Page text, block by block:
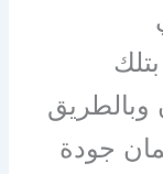
جودة